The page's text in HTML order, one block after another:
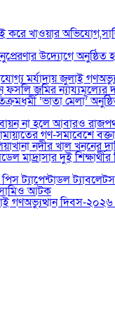
করে খাওয়ার
উদ্যোগে অনুষ্ঠিত
মর্যাদায় জুলাই
জমির ন্যায্যমূল্যের
‘ভাতা মেলা’
না হলে আবারও
গণ-সমাবেশে
নদীর খাল খননের
মাদ্রাসার দুই
ট্যাপেন্টাডল
আটক
গণঅভ্যুত্থান দিবস-২০২৬